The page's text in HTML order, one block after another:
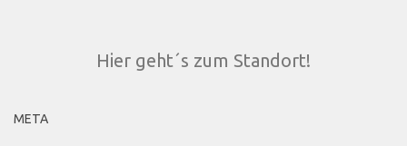
Hier geht´s zum Standort!
META